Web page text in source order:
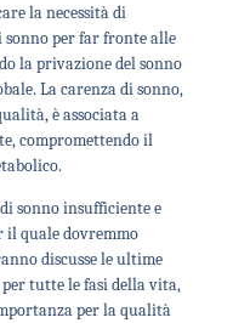
la necessità di
per far fronte alle
la privazione del sonno
La carenza di sonno,
è associata a
compromettendo il
sonno insufficiente e
il quale dovremmo
discusse le ultime
tutte le fasi della vita,
per la qualità